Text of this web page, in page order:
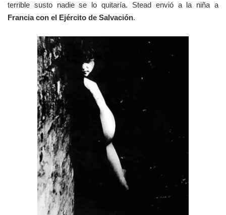
terrible susto nadie se lo quitaría. Stead envió a la niña a
Francia con el Ejército de Salvación.